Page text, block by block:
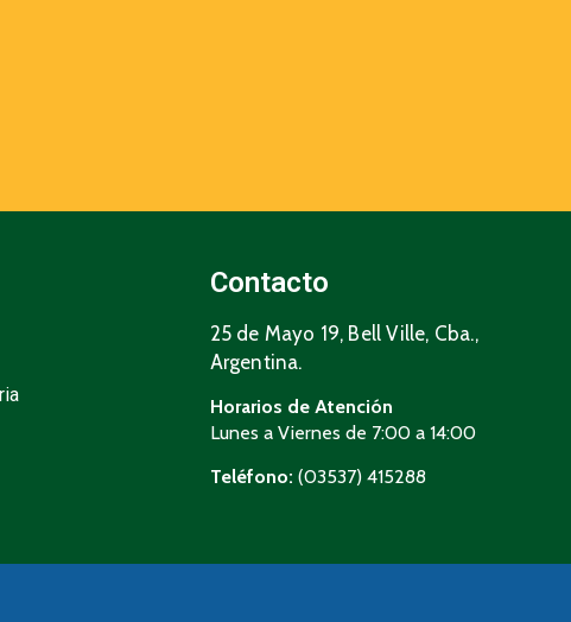
Contacto
25 de Mayo 19, Bell Ville, Cba.,
Argentina.
Horarios de Atención
Lunes a Viernes de 7:00 a 14:00
Teléfono: (03537) 415288